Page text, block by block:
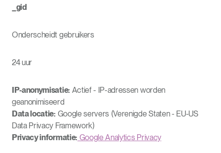
_gid
Onderscheidt gebruikers
24 uur
IP-anonymisatie: Actief - IP-adressen worden
geanonimiseerd
Data locatie: Google servers (Verenigde Staten - EU-US
Data Privacy Framework)
Privacy informatie: Google Analytics Privacy